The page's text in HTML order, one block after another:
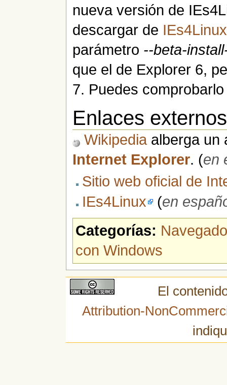
nueva versión de
descargar de
parámetro --beta-
que el de Explorer 6,
7. Puedes
Enlaces externos
Wikipedia alberga un
Internet Explorer. (en
Sitio web oficial de
IEs4Linux
(en
Categorías:
con Windows
El
Attribution-